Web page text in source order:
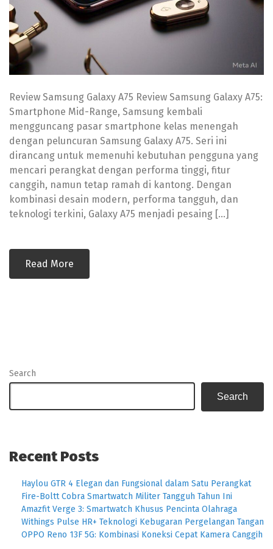
Review Samsung Galaxy A75 Review Samsung Galaxy A75:
Smartphone Mid-Range, Samsung kembali
mengguncang pasar smartphone kelas menengah
dengan peluncuran Samsung Galaxy A75. Seri ini
dirancang untuk memenuhi kebutuhan pengguna yang
mencari perangkat dengan performa tinggi, fitur
canggih, namun tetap ramah di kantong. Dengan
kombinasi desain modern, performa tangguh, dan
teknologi terkini, Galaxy A75 menjadi pesaing […]
Read More
Search
Search
Recent Posts
Haylou GTR 4 Elegan dan Fungsional dalam Satu Perangkat
Fire-Boltt Cobra Smartwatch Militer Tangguh Tahun Ini
Amazfit Verge 3: Smartwatch Khusus Pencinta Olahraga
Withings Pulse HR+ Teknologi Kebugaran Pergelangan Tangan
OPPO Reno 13F 5G: Kombinasi Koneksi Cepat Kamera Canggih